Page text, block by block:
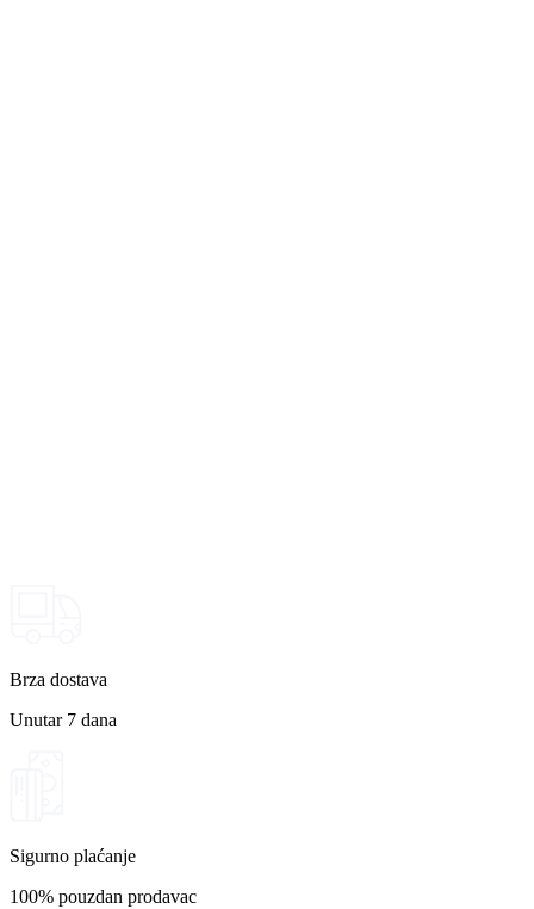
Brza dostava
Unutar 7 dana
Sigurno plaćanje
100% pouzdan prodavac